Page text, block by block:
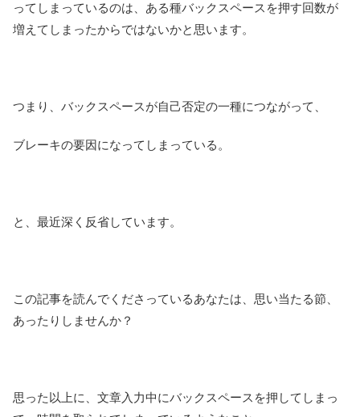
ってしまっているのは、ある種バックスペースを押す回数が
増えてしまったからではないかと思います。
つまり、バックスペースが自己否定の一種につながって、
ブレーキの要因になってしまっている。
と、最近深く反省しています。
この記事を読んでくださっているあなたは、思い当たる節、
あったりしませんか？
思った以上に、文章入力中にバックスペースを押してしまっ